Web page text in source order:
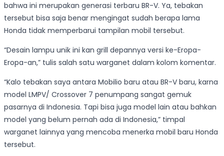
bahwa ini merupakan generasi terbaru BR-V. Ya, tebakan
tersebut bisa saja benar mengingat sudah berapa lama
Honda tidak memperbarui tampilan mobil tersebut.
“Desain lampu unik ini kan grill depannya versi ke-Eropa-
Eropa-an,” tulis salah satu warganet dalam kolom komentar.
“Kalo tebakan saya antara Mobilio baru atau BR-V baru, karna
model LMPV/ Crossover 7 penumpang sangat gemuk
pasarnya di Indonesia. Tapi bisa juga model lain atau bahkan
model yang belum pernah ada di Indonesia,” timpal
warganet lainnya yang mencoba menerka mobil baru Honda
tersebut.